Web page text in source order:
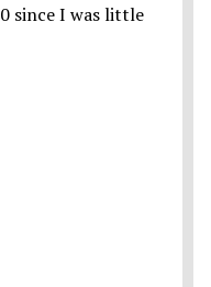
since I was little